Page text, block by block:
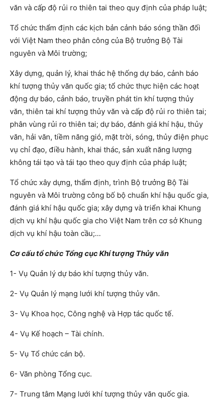
văn và cấp độ rủi ro thiên tai theo quy định của pháp luật;
Tổ chức thẩm định các kịch bản cảnh báo sóng thần đối
với Việt Nam theo phân công của Bộ trưởng Bộ Tài
nguyên và Môi trường;
Xây dựng, quản lý, khai thác hệ thống dự báo, cảnh báo
khí tượng thủy văn quốc gia; tổ chức thực hiện các hoạt
động dự báo, cảnh báo, truyền phát tin khí tượng thủy
văn, thiên tai khí tượng thủy văn và cấp độ rủi ro thiên tai;
phân vùng rủi ro thiên tai; dự báo, đánh giá khí hậu, thủy
văn, hải văn, tiềm năng gió, mặt trời, sóng, thủy điện phục
vụ chỉ đạo, điều hành, khai thác, sản xuất năng lượng
không tái tạo và tái tạo theo quy định của pháp luật;
Tổ chức xây dựng, thẩm định, trình Bộ trưởng Bộ Tài
nguyên và Môi trường công bố bộ chuẩn khí hậu quốc gia,
đánh giá khí hậu quốc gia; xây dựng và triển khai Khung
dịch vụ khí hậu quốc gia cho Việt Nam trên cơ sở Khung
dịch vụ khí hậu toàn cầu;…
Cơ cấu tổ chức Tổng cục Khí tượng Thủy văn
1- Vụ Quản lý dự báo khí tượng thủy văn.
2- Vụ Quản lý mạng lưới khí tượng thủy văn.
3- Vụ Khoa học, Công nghệ và Hợp tác quốc tế.
4- Vụ Kế hoạch – Tài chính.
5- Vụ Tổ chức cán bộ.
6- Văn phòng Tổng cục.
7- Trung tâm Mạng lưới khí tượng thủy văn quốc gia.